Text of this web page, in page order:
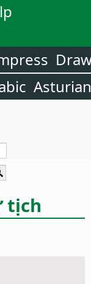
Asturian
tịch